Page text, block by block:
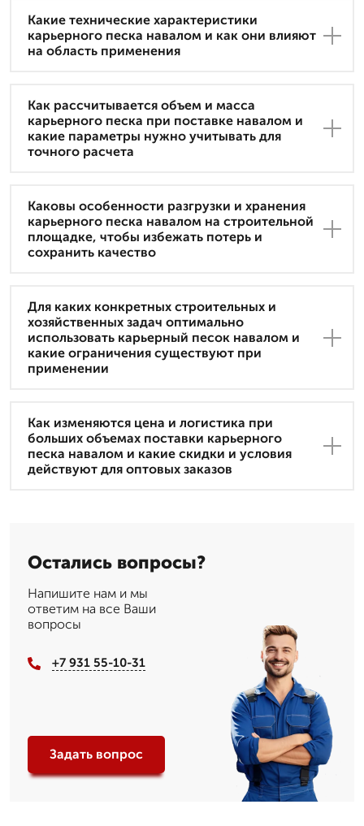
Какие технические характеристики
карьерного песка навалом и как они влияют
на область применения
Как рассчитывается объем и масса
карьерного песка при поставке навалом и
какие параметры нужно учитывать для
точного расчета
Каковы особенности разгрузки и хранения
карьерного песка навалом на строительной
площадке, чтобы избежать потерь и
сохранить качество
Для каких конкретных строительных и
хозяйственных задач оптимально
использовать карьерный песок навалом и
какие ограничения существуют при
применении
Как изменяются цена и логистика при
больших объемах поставки карьерного
песка навалом и какие скидки и условия
действуют для оптовых заказов
Остались вопросы?
Напишите нам и мы
ответим на все Ваши
вопросы
+7 931 55-10-31
Задать вопрос